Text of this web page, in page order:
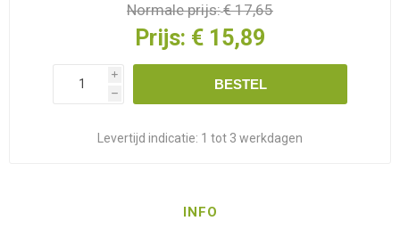
Normale prijs:€ 17,65
Prijs: € 15,89
i
h
BESTEL
Levertijd indicatie: 1 tot 3 werkdagen
INFO